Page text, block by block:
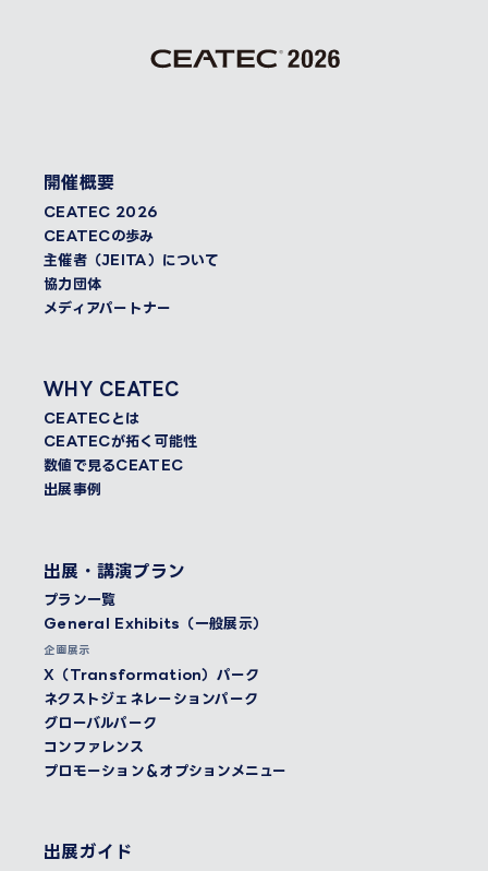
開催概要
CEATEC 2026
CEATECの歩み
主催者（JEITA）について
協力団体
メディアパートナー
WHY CEATEC
CEATECとは
CEATECが拓く可能性
数値で見るCEATEC
出展事例
出展・講演プラン
プラン一覧
General Exhibits（一般展示）
企画展示
X（Transformation）パーク
ネクストジェネレーションパーク
グローバルパーク
コンファレンス
プロモーション＆オプションメニュー
出展ガイド